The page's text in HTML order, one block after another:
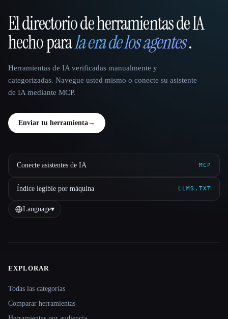
That AI Collection
El directorio de herramientas de IA
hecho parala era de los agentes.
Herramientas de IA verificadas manualmente y
categorizadas. Navegue usted mismo o conecte su asistente
de IA mediante MCP.
Enviar tu herramienta→
Conecte asistentes de IA MCP
Índice legible por máquina LLMS.TXT
Language▾
EXPLORAR
Todas las categorías
Comparar herramientas